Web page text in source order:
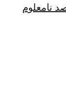
نامعلوم